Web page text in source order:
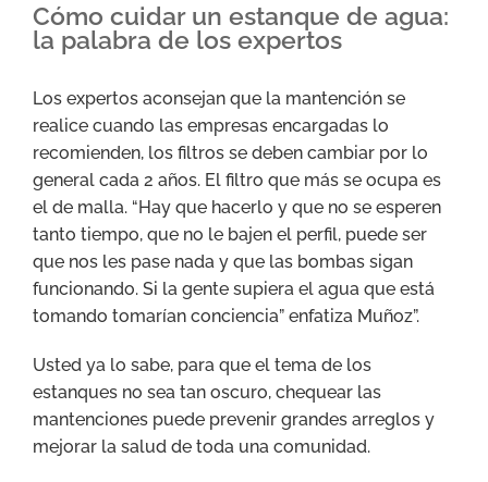
Cómo cuidar un estanque de agua:
la palabra de los expertos
Los expertos aconsejan que la mantención se
realice cuando las empresas encargadas lo
recomienden, los filtros se deben cambiar por lo
general cada 2 años. El filtro que más se ocupa es
el de malla. “Hay que hacerlo y que no se esperen
tanto tiempo, que no le bajen el perfil, puede ser
que nos les pase nada y que las bombas sigan
funcionando. Si la gente supiera el agua que está
tomando tomarían conciencia” enfatiza Muñoz”.
Usted ya lo sabe, para que el tema de los
estanques no sea tan oscuro, chequear las
mantenciones puede prevenir grandes arreglos y
mejorar la salud de toda una comunidad.